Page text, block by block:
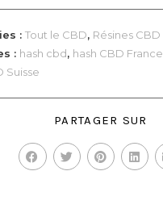
:Tout le CBD, Résines CBD
: hash cbd, hash CBD France
Suisse
PARTAGER SUR